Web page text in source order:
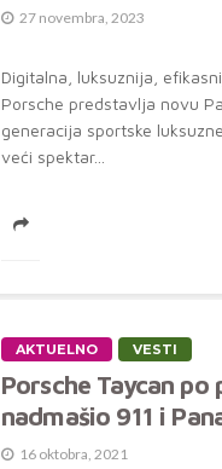
27 novembra, 2023
Digitalna, luksuznija,
Porsche predstavlja novu
generacija sportske
veći spektar...
AKTUELNO VESTI
Porsche Taycan po
nadmašio 911 i
16 oktobra, 2021